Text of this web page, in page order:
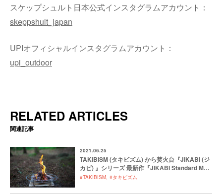
スケップシュルト日本公式インスタグラムアカウント：
skeppshult_japan
UPIオフィシャルインスタグラムアカウント：
upi_outdoor
RELATED ARTICLES
関連記事
2021.06.25
TAKIBISM (タキビズム) から焚火台『JIKABI (ジ
カビ) 』シリーズ 最新作『JIKABI Standard M
(ジカビ スタンダード M) 』が登場
#TAKIBISM #タキビズム